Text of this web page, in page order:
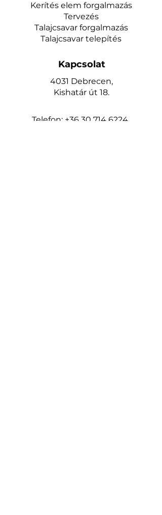
Kerítés elem forgalmazás
Tervezés
Talajcsavar forgalmazás
Talajcsavar telepítés
Kapcsolat
4031 Debrecen,
Kishatár út 18.
Telefon: +36 30 714 6224